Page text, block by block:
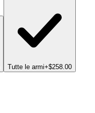
Tutte le armi+$258.00